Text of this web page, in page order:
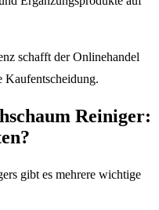
schafft der Onlinehandel
Kaufentscheidung.
Reiniger:
gibt es mehrere wichtige